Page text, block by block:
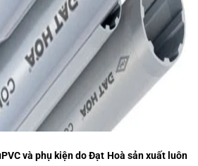
và phụ kiện do Đạt Hoà sản xuất luôn